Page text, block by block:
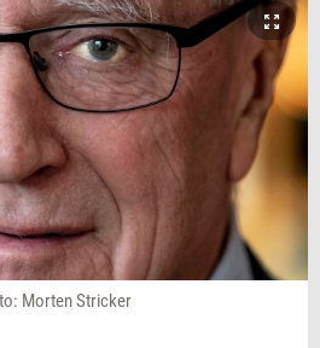
Morten Stricker